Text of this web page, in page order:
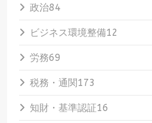
政治84
ビジネス環境整備12
労務69
税務・通関173
知財・基準認証16